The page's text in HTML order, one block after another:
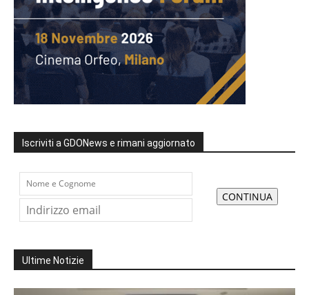
Iscriviti a GDONews e rimani aggiornato
Ultime Notizie